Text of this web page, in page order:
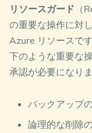
リソースガード （
の重要な操作に対
Azure リソースで
下のような重要な
承認が必要になり
バックアップ
論理的な削除